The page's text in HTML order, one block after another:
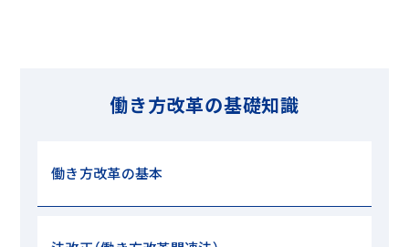
働き方改革の基礎知識
働き方改革の基本